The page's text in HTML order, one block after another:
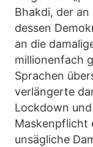
Bhakdi, der
dessen
an die
millionenfach
Sprachen
verlängerte
Lockdown
Maskenpflicht
unsägliche